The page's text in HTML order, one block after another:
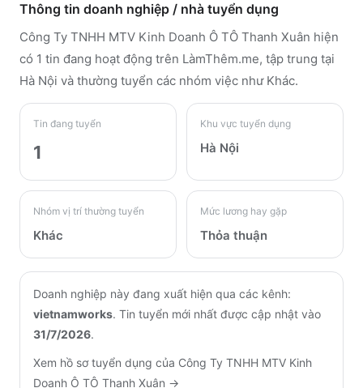
Thông tin doanh nghiệp / nhà tuyển dụng
Công Ty TNHH MTV Kinh Doanh Ô TÔ Thanh Xuân hiện
có 1 tin đang hoạt động trên LàmThêm.me, tập trung tại
Hà Nội và thường tuyển các nhóm việc như Khác.
Tin đang tuyển
1
Khu vực tuyển dụng
Hà Nội
Nhóm vị trí thường tuyển
Khác
Mức lương hay gặp
Thỏa thuận
Doanh nghiệp này đang xuất hiện qua các kênh:
vietnamworks. Tin tuyển mới nhất được cập nhật vào
31/7/2026.
Xem hồ sơ tuyển dụng của Công Ty TNHH MTV Kinh
Doanh Ô TÔ Thanh Xuân →